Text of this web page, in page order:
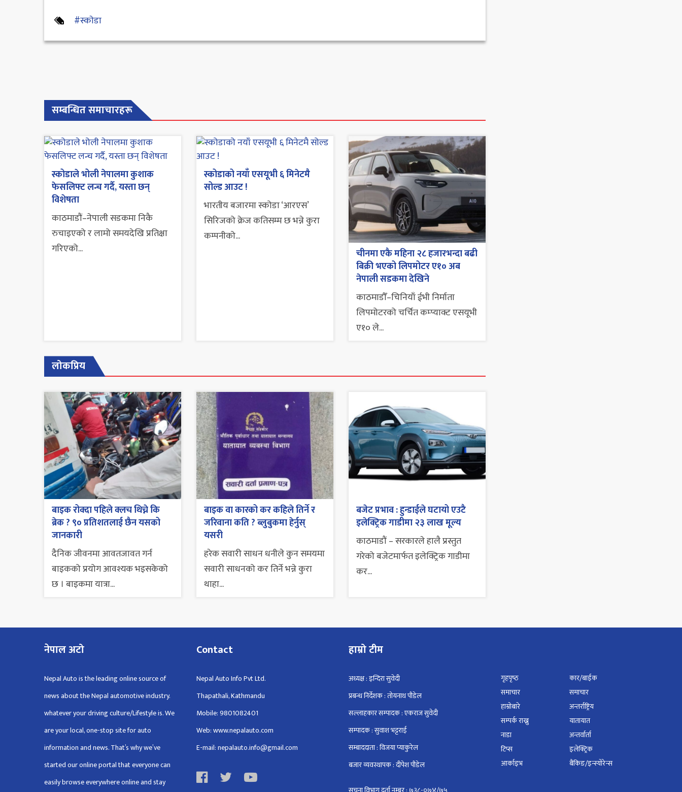
#स्काेडा
सम्बन्धित समाचारहरू
स्कोडाले भोली नेपालमा कुशाक
फेसलिफ्ट लन्च गर्दै, यस्ता छन्
विशेषता
काठमाडौं–नेपाली सडकमा निकै
रुचाइएको र लामो समयदेखि प्रतिक्षा
गरिएको...
स्कोडाको नयाँ एसयूभी ६ मिनेटमै
सोल्ड आउट !
भारतीय बजारमा स्कोडा ‘आरएस’
सिरिजको क्रेज कतिसम्म छ भन्ने कुरा
कम्पनीको...
चीनमा एकै महिना २८ हजारभन्दा बढी
बिक्री भएको लिपमोटर ए१० अब
नेपाली सडकमा देखिने
काठमाडौँ–चिनियाँ ईभी निर्माता
लिपमोटरको चर्चित कम्प्याक्ट एसयूभी
ए१० ले...
लोकप्रिय
बाइक रोक्दा पहिले क्लच थिच्ने कि
ब्रेक ? ९० प्रतिशतलाई छैन यसको
जानकारी
दैनिक जीवनमा आवतजावत गर्न
बाइकको प्रयोग आवश्यक भइसकेको
छ । बाइकमा यात्रा...
बाइक वा कारको कर कहिले तिर्ने र
जरिवाना कति ? ब्लुबुकमा हेर्नुस्
यसरी
हरेक सवारी साधन धनीले कुन समयमा
सवारी साधनको कर तिर्ने भन्ने कुरा
थाहा...
बजेट प्रभाव : हुन्डाईले घटायो एउटै
इलेक्ट्रिक गाडीमा २३ लाख मूल्य
काठमाडौं – सरकारले हालै प्रस्तुत
गरेको बजेटमार्फत इलेक्ट्रिक गाडीमा
कर...
गृहपृष्‍ठ
समाचार
हाम्रोबारे
सम्पर्क राख्नु
नाडा
टिप्स
आर्काइभ
कार/बाईक
समाचार
अन्तर्राष्ट्रिय
यातायात
अन्तर्वार्ता
इलेक्ट्रिक
बैंकिङ/इन्स्योरेन्स
नेपाल अटो
Nepal Auto is the leading online source of
news about the Nepal automotive industry.
whatever your driving culture/Lifestyle is. We
are your local, one-stop site for auto
information and news. That’s why we’ve
started our online portal that everyone can
easily browse everywhere online and stay
Contact
Nepal Auto Info Pvt Ltd.
Thapathali, Kathmandu
Mobile: 9801082401
Web: www.nepalauto.com
E-mail: nepalauto.info@gmail.com
हाम्रो टीम
अध्यक्ष : इन्दिरा सुवेदी
प्रबन्ध निर्देशक : तोयनाथ पौडेल
सल्लाहकार सम्पादक : एकराज सुवेदी
सम्पादक : सुवाश भट्टराई
सम्बाददाता : विजया प्याकुरेल
बजार व्यवस्थापक : दीपेश पौडेल